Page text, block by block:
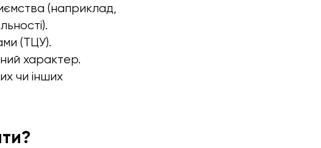
(наприклад,
(ТЦУ).
характер.
чи інших